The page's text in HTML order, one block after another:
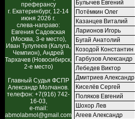
преферансу
г. Екатеринбург, 12-14
июня 2026 г.
слева-направо:
Евгения Садовская
(Москва, 3-е место),
Иван Тулупеев (Калуга,
Чемпион), Андрей
Тархачев (Новосибирск,
2-е место)
Главный Судья ФСПР
Александр Молчанов.
телефон: +7(916) 742-
16-03,
e-mail:
abmolabmol@gmail.com
Булычев Евгений
Потёмкин Олег
Казанцев Виталий
Ларионов Игорь
Бугай Анатолий
Козодой Константин
Гарбузов Александр
Лебедев Виктор
Дмитриев Александр
Киселёв Сергей
Поляков Евгений
Шохор Лев
Агеев Александр